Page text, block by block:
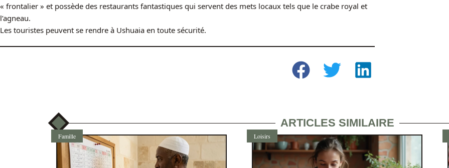
« frontalier » et possède des restaurants fantastiques qui servent des mets locaux tels que le crabe royal et
l’agneau.
Les touristes peuvent se rendre à Ushuaia en toute sécurité.
ARTICLES SIMILAIRE
Famille Loisirs